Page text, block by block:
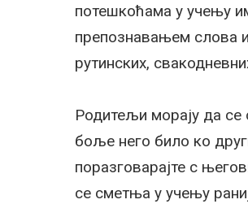
потешкоћама у учењу
препознавањем слова
рутинских,
Родитељи морају да се
боље него било ко
поразговарајте с
се сметња у учењу